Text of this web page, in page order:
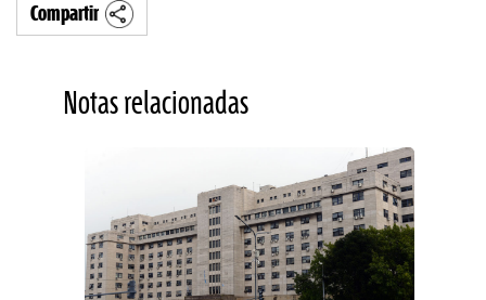
Compartir
Notas relacionadas